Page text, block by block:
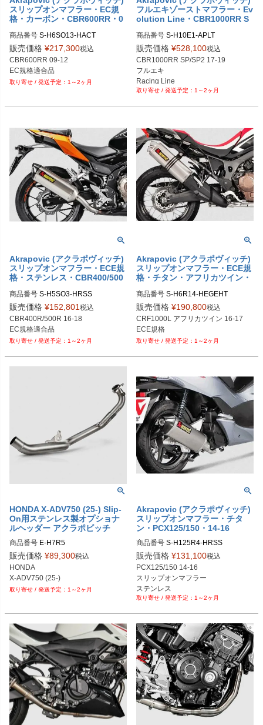
スリップオンマフラー・EC規
格・カーボン・CBR600RR・0
商品番号
販売価格 ¥217,300税込
CBR600RR 09-12
EC規格適合品
1～2ヶ月
フルエキゾーストマフラー・Ev
olution Line・CBR1000RR S
商品番号
販売価格 ¥528,100税込
CBR1000RR SP/SP2 17-19
フルエキ
Racing Line
1～2ヶ月
Akrapovic (アクラポヴィッチ)
スリップオンマフラー・ECE規
格・ステンレス・CBR400/500
商品番号
販売価格 ¥152,801 税込
CBR400R/500R 16-18
1～2ヶ月
Akrapovic (アクラポヴィッチ)
スリップオンマフラー・ECE規
格・チタン・アフリカツイン・
商品番号
販売価格 ¥190,800税込
CRF1000L アフリカツイン 16-17
ECE規格
1～2ヶ月
HONDA X-ADV750 (25-) Slip-
On用ステンレス製オプショナ
ルヘッダー アクラポビッチ
商品番号 E-H7R5
販売価格 ¥89,300税込
HONDA
X-ADV750 (25-)
1～2ヶ月
Akrapovic (アクラポヴィッチ)
スリップオンマフラー・チタ
ン・PCX125/150・14-16
商品番号 S-H125R4-HRSS
販売価格 ¥131,100税込
PCX125/150 14-16
スリップオンマフラー
ステンレス
1～2ヶ月